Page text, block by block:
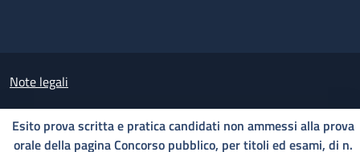
Questo sito utilizza cookie tecnici, analytics e di terze
Esito prova scritta e pratica candidati non ammessi alla prova
orale della pagina Concorso pubblico, per titoli ed esami, di n.
Small prints
Note legali
Cookies Policy
Policy privacy e protezione del dato personale